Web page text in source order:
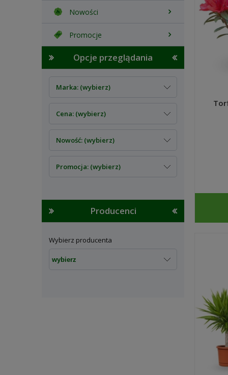
Nowości
Promocje
Opcje przeglądania
Marka: (wybierz)
Cena: (wybierz)
Nowość: (wybierz)
Promocja: (wybierz)
Producenci
Wybierz producenta